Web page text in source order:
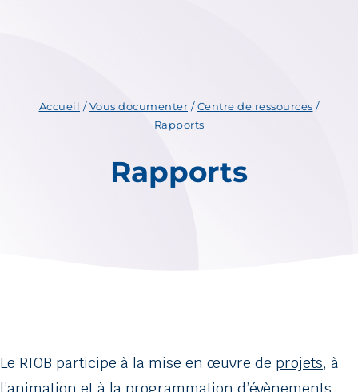
Accueil /Vous documenter /Centre de ressources /
Rapports
Rapports
Le RIOB participe à la mise en œuvre de projets, à